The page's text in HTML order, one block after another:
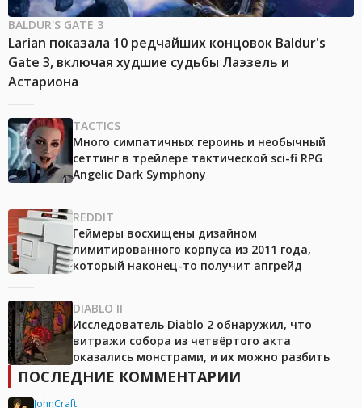
BALDUR'S GATE 3
Larian показала 10 редчайших концовок Baldur's
Gate 3, включая худшие судьбы Лаэзель и
Астариона
TACTICS
Много симпатичных героинь и необычный
сеттинг в трейлере тактической sci-fi RPG
Angelic Dark Symphony
REDDIT
Геймеры восхищены дизайном
лимитированного корпуса из 2011 года,
который наконец-то получит апгрейд
DIABLO II
Исследователь Diablo 2 обнаружил, что
витражи собора из четвёртого акта
оказались монстрами, и их можно разбить
ПОСЛЕДНИЕ КОММЕНТАРИИ
JohnCraft